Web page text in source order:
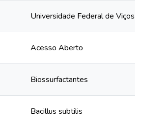
Universidade Federal de Viçosa
Acesso Aberto
Biossurfactantes
Bacillus subtilis